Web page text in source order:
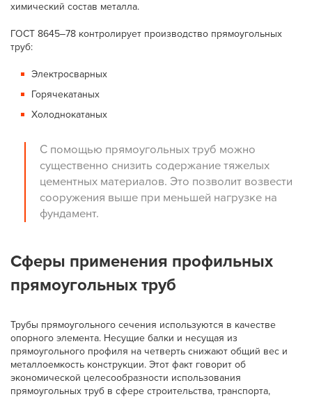
химический состав металла.
ГОСТ 8645‒78 контролирует производство прямоугольных
труб:
Электросварных
Горячекатаных
Холоднокатаных
С помощью прямоугольных труб можно
существенно снизить содержание тяжелых
цементных материалов. Это позволит возвести
сооружения выше при меньшей нагрузке на
фундамент.
Сферы применения профильных
прямоугольных труб
Трубы прямоугольного сечения используются в качестве
опорного элемента. Несущие балки и несущая из
прямоугольного профиля на четверть снижают общий вес и
металлоемкость конструкции. Этот факт говорит об
экономической целесообразности использования
прямоугольных труб в сфере строительства, транспорта,